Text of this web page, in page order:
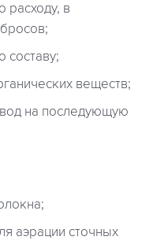
расходу, в
составу;
веществ;
на последующую
аэрации сточных